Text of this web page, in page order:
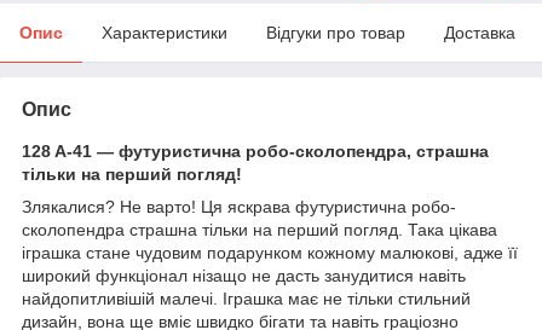
Опис Характеристики Відгуки про товар Доставка
Опис
128 A-41 — футуристична робо-сколопендра, страшна
тільки на перший погляд!
Злякалися? Не варто! Ця яскрава футуристична робо-
сколопендра страшна тільки на перший погляд. Така цікава
іграшка стане чудовим подарунком кожному малюкові, адже її
широкий функціонал нізащо не дасть занудитися навіть
найдопитливішій малечі. Іграшка має не тільки стильний
дизайн, вона ще вміє швидко бігати та навіть граціозно